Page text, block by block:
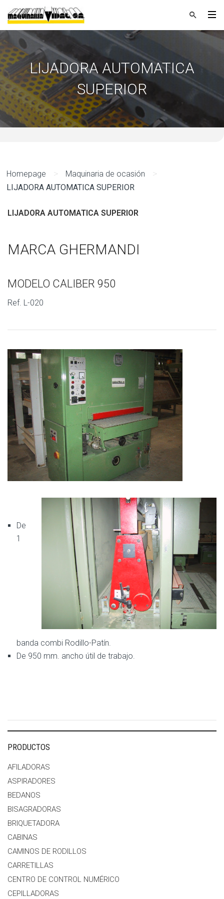
LIJADORA AUTOMATICA
SUPERIOR
Homepage > Maquinaria de ocasión >
LIJADORA AUTOMATICA SUPERIOR
LIJADORA AUTOMATICA SUPERIOR
MARCA GHERMANDI
MODELO CALIBER 950
Ref. L-020
De
1
banda combi Rodillo-Patín.
De 950 mm. ancho útil de trabajo.
PRODUCTOS
AFILADORAS
ASPIRADORES
BEDANOS
BISAGRADORAS
BRIQUETADORA
CABINAS
CAMINOS DE RODILLOS
CARRETILLAS
CENTRO DE CONTROL NUMÉRICO
CEPILLADORAS